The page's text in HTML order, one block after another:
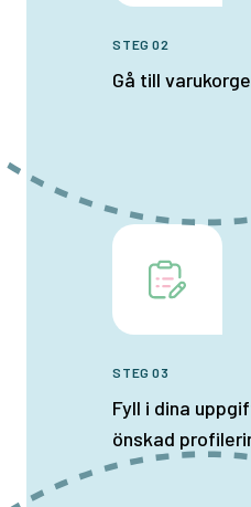
STEG 02
Gå till
STEG 03
Fyll i dina
önskad